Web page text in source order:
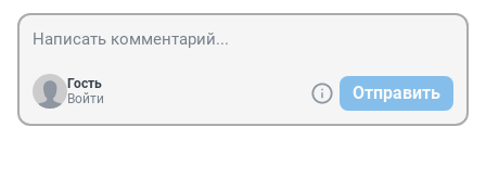
Гость
Войти
Отправить